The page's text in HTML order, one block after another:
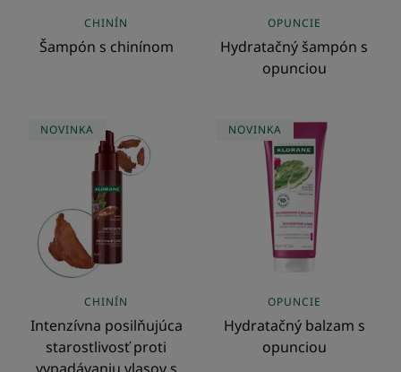
CHINÍN
Šampón s chinínom
OPUNCIE
Hydratačný šampón s
opunciou
posilňujúca
starostlivosť
proti
vypadávaniu
vlasov
s
chinínom
NOVINKA
CHINÍN
Intenzívna posilňujúca
starostlivosť proti
Hydratačný
balzam
s
opunciou
NOVINKA
OPUNCIE
Hydratačný balzam s
opunciou